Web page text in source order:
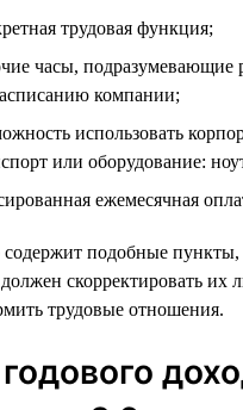
трудовая функция;
часы, подразумевающие
компании;
использовать
или оборудование:
ежемесячная
подобные пункты,
скорректировать их
трудовые отношения.